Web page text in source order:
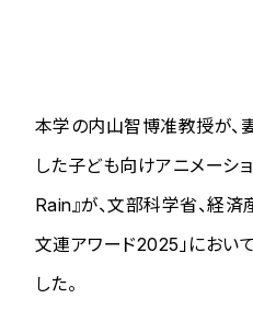
本学の内山智博准教授が、
した子ども向けアニメーシ
Rain』が、文部科学省、経
文連アワード2025」におい
した。